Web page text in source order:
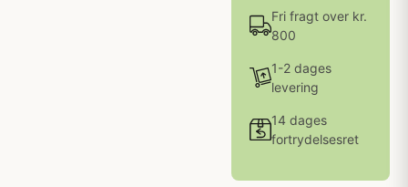
Fri fragt over kr.
800
1-2 dages
levering
14 dages
fortrydelsesret